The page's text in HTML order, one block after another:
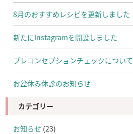
8月のおすすめレシピを更新しました
新たにInstagramを開設しました
プレコンセプションチェックについて
お盆休み休診のお知らせ
カテゴリー
お知らせ (23)